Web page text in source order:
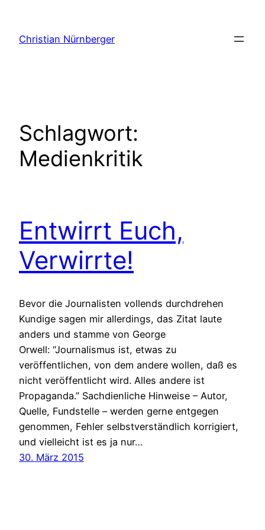
springen
Christian Nürnberger
Schlagwort:
Medienkritik
Entwirrt Euch,
Verwirrte!
Bevor die Journalisten vollends durchdrehen
Kundige sagen mir allerdings, das Zitat laute
anders und stamme von George
Orwell: “Journalismus ist, etwas zu
veröffentlichen, von dem andere wollen, daß es
nicht veröffentlicht wird. Alles andere ist
Propaganda.” Sachdienliche Hinweise – Autor,
Quelle, Fundstelle – werden gerne entgegen
genommen, Fehler selbstverständlich korrigiert,
und vielleicht ist es ja nur…
30. März 2015